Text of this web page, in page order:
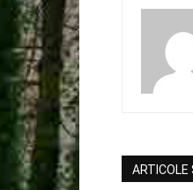
ARTICOLE